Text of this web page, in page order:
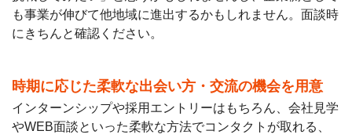
も事業が伸びて他地域に進出するかもしれません。面談時
にきちんと確認ください。
時期に応じた柔軟な出会い方・交流の機会を用意
インターンシップや採用エントリーはもちろん、会社見学
やWEB面談といった柔軟な方法でコンタクトが取れる、